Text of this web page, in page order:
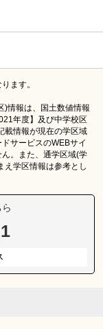
ます。
)情報は、国土数値情報
年度】及び中学校区
載情報が現在の学区域
サービスのWEBサイ
。また、通学区域(学
え学区情報は参考とし